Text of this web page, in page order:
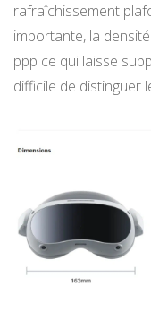
rafraîchissement
importante, la
ppp ce qui laisse
difficile de distinguer